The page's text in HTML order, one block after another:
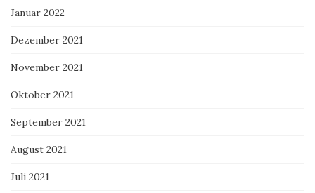
Januar 2022
Dezember 2021
November 2021
Oktober 2021
September 2021
August 2021
Juli 2021